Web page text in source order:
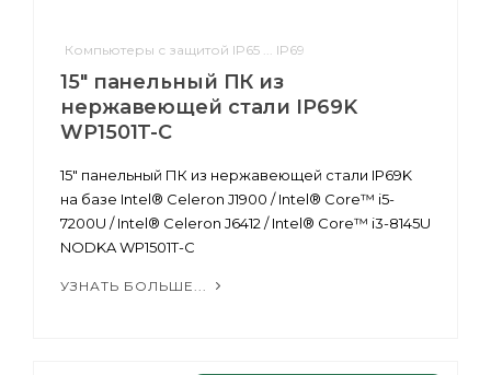
Компьютеры с защитой IP65 ... IP69
15" панельный ПК из
нержавеющей стали IP69K
WP1501T-C
15" панельный ПК из нержавеющей стали IP69K
на базе Intel® Celeron J1900 / Intel® Core™ i5-
7200U / Intel® Celeron J6412 / Intel® Core™ i3-8145U
NODKA WP1501T-C
УЗНАТЬ БОЛЬШЕ...